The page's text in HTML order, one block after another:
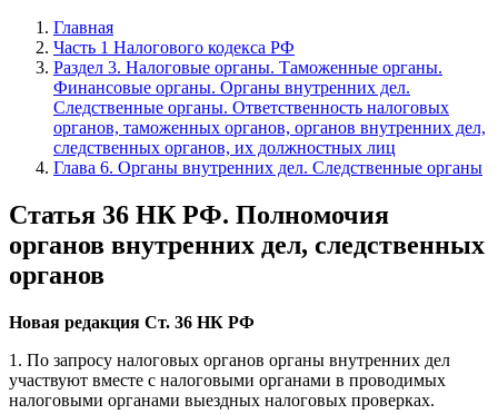
Главная
Часть 1 Налогового кодекса РФ
Раздел 3. Налоговые органы. Таможенные органы.
Финансовые органы. Органы внутренних дел.
Следственные органы. Ответственность налоговых
органов, таможенных органов, органов внутренних дел,
следственных органов, их должностных лиц
Глава 6. Органы внутренних дел. Следственные органы
Статья 36 НК РФ. Полномочия
органов внутренних дел, следственных
органов
Новая редакция Ст. 36 НК РФ
1. По запросу налоговых органов органы внутренних дел
участвуют вместе с налоговыми органами в проводимых
налоговыми органами выездных налоговых проверках.